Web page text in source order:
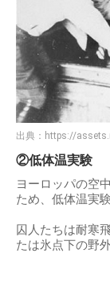
出典： https://
②低体温実験
ヨーロッパの空
ため、低体温実
囚人たちは耐寒
たは氷点下の野